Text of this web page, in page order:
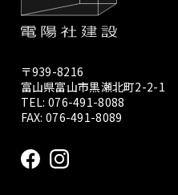
〒939-8216
富山県富山市黒瀬北町2-2-1
TEL:076-491-8088
FAX: 076-491-8089